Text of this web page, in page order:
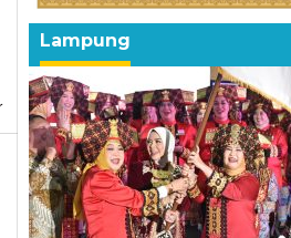
Lampung